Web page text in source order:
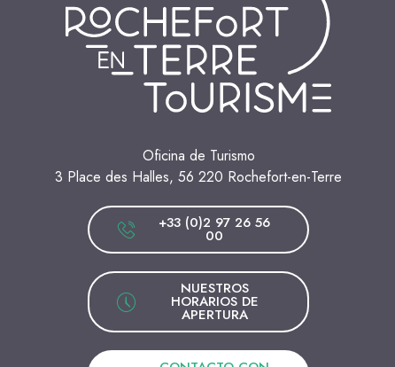
Oficina de Turismo
3 Place des Halles, 56 220 Rochefort-en-Terre
+33 (0)2 97 26 56
00
NUESTROS
HORARIOS DE
APERTURA